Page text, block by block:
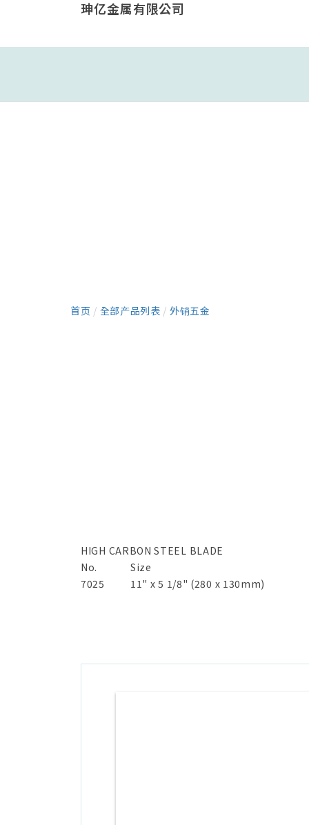
珅亿金属有限公司
首页 / 全部产品列表 / 外销五金
HIGH CARBON STEEL BLADE
No.
Size
7025
11" x 5 1/8" (280 x 130mm)